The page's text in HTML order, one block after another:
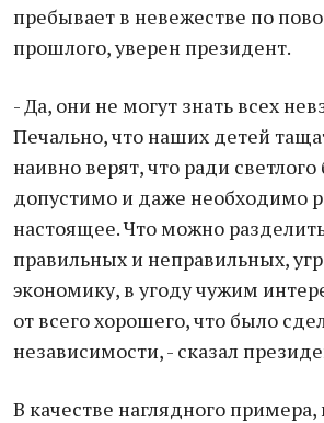
пребывает в невежестве по
прошлого, уверен президент.
- Да, они не могут знать всех
Печально, что наших детей
наивно верят, что ради
допустимо и даже необходимо
настоящее. Что можно
правильных и неправильных,
экономику, в угоду чужим
от всего хорошего, что было
независимости, - сказал
В качестве наглядного